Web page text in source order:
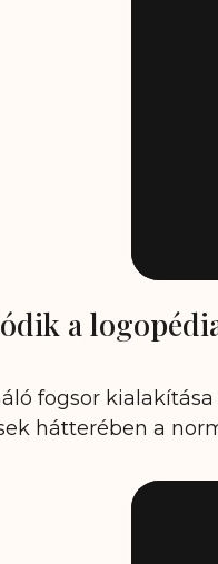
a
fogsor
hátterében a